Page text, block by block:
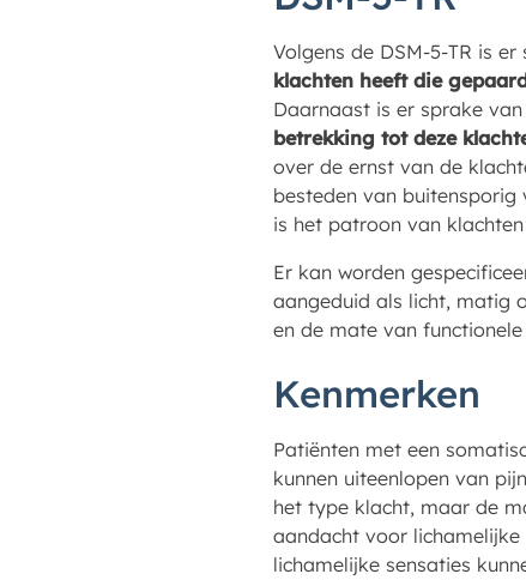
Volgens de DSM-5-TR is
klachten heeft die
Daarnaast is er sprake
betrekking tot deze
over de ernst van de
besteden van buitensporig
is het patroon van
Er kan worden
aangeduid als licht, matig
en de mate van
Kenmerken
Patiënten met een
kunnen uiteenlopen van
het type klacht, maar de
aandacht voor
lichamelijke sensaties